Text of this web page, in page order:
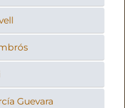
Guevara